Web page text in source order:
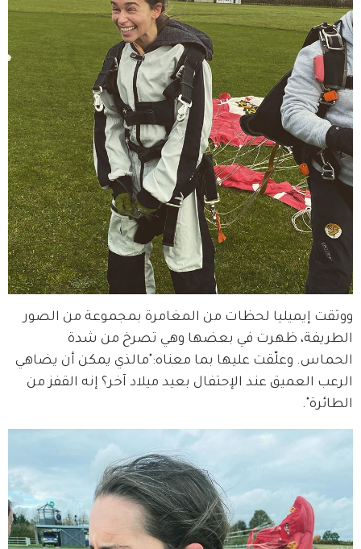
ووثقت إيميليا لحظات من المغامرة بمجموعة من الصور
الطريفة، ظهرت في بعضها وهي تصرخ من شدة
الحماس. وعلّقت عليها بما معناه:"مالذي يمكن أن يضاهي
الرعب العميق عند الإحتفال بعيد ميلاد آخر؟ إنه القفز من
الطائرة".